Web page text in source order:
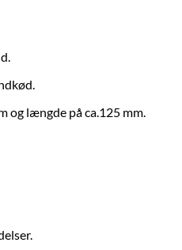
og længde på ca.125 mm.